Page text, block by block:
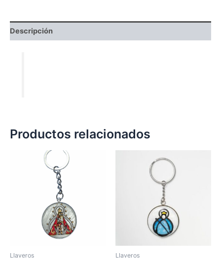
equilibrio
cantidad
Descripción
Productos relacionados
Llaveros Llaveros